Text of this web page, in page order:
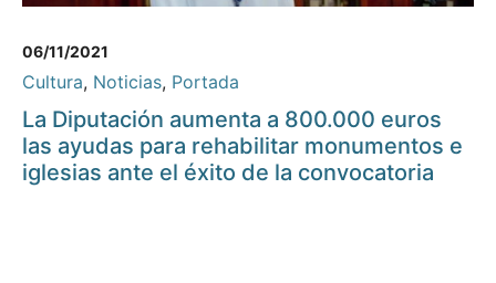
06/11/2021
Cultura, Noticias, Portada
La Diputación aumenta a 800.000 euros
las ayudas para rehabilitar monumentos e
iglesias ante el éxito de la convocatoria